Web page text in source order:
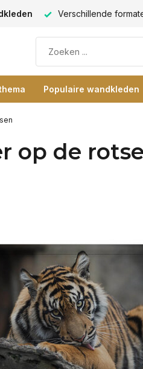
Verschillende
Populaire wandkleden
op de